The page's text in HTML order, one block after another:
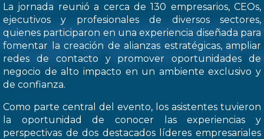
La jornada reunió a cerca de 130 empresarios, CEOs,
ejecutivos y profesionales de diversos sectores,
quienes participaron en una experiencia diseñada para
fomentar la creación de alianzas estratégicas, ampliar
redes de contacto y promover oportunidades de
negocio de alto impacto en un ambiente exclusivo y
de confianza.
Como parte central del evento, los asistentes tuvieron
la oportunidad de conocer las experiencias y
perspectivas de dos destacados líderes empresariales